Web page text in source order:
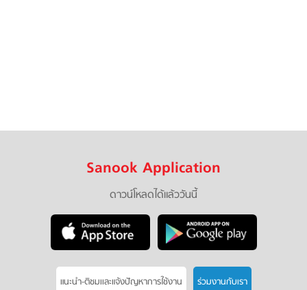
Sanook Application
ดาวน์โหลดได้แล้ววันนี้
แนะนำ-ติชมเเละแจ้งปัญหาการใช้งาน ร่วมงานกับเรา